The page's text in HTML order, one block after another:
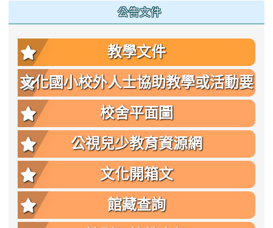
公告文件
教學文件
文化國小校外人士協助教學或活動要
點
校舍平面圖
公視兒少教育資源網
文化開箱文
館藏查詢